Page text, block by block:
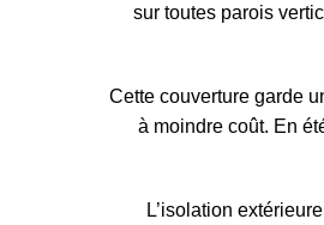
sur toutes parois
Cette couverture garde
à moindre coût. En
L’isolation